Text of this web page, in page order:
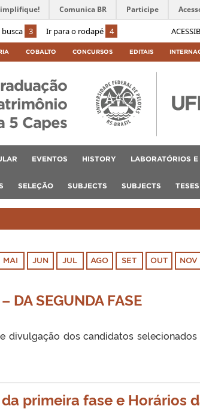
3 Ir para o rodapé 4
Comunica BR Participe
COBALTO CONCURSOS EDITAIS
5 Capes
EVENTOS HISTORY LABORATÓRIOS E
SELEÇÃO SUBJECTS SUBJECTS
MAI JUN JUL AGO SET OUT NOV
SEGUNDA FASE
divulgação dos candidatos selecionados
primeira fase e Horários